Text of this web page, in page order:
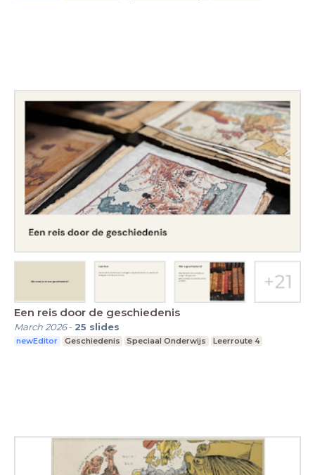
Een reis door de geschiedenis
March 2026- 25 slides
newEditor Geschiedenis Speciaal Onderwijs Leerroute 4